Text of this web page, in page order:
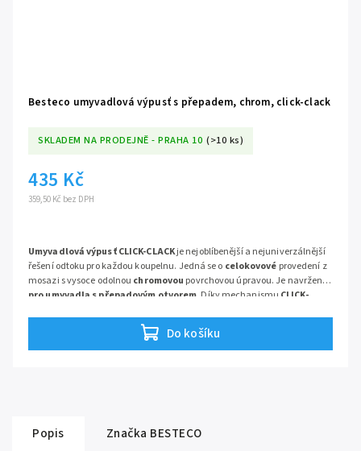
Besteco umyvadlová výpusť s přepadem, chrom, click-clack
SKLADEM NA PRODEJNĚ - PRAHA 10 (>10 ks)
359,50 Kč bez DPH
435 Kč
Do košíku
Umyvadlová výpusť CLICK-CLACKje nejoblíbenější a nejuniverzálnější
řešení odtoku pro každou koupelnu. Jedná se o celokovové provedení z
mosazi s vysoce odolnou chromovou povrchovou úpravou. Je navržena
pro umyvadla s přepadovým otvorem . Díky mechanismu CLICK-
Popis Značka BESTECO